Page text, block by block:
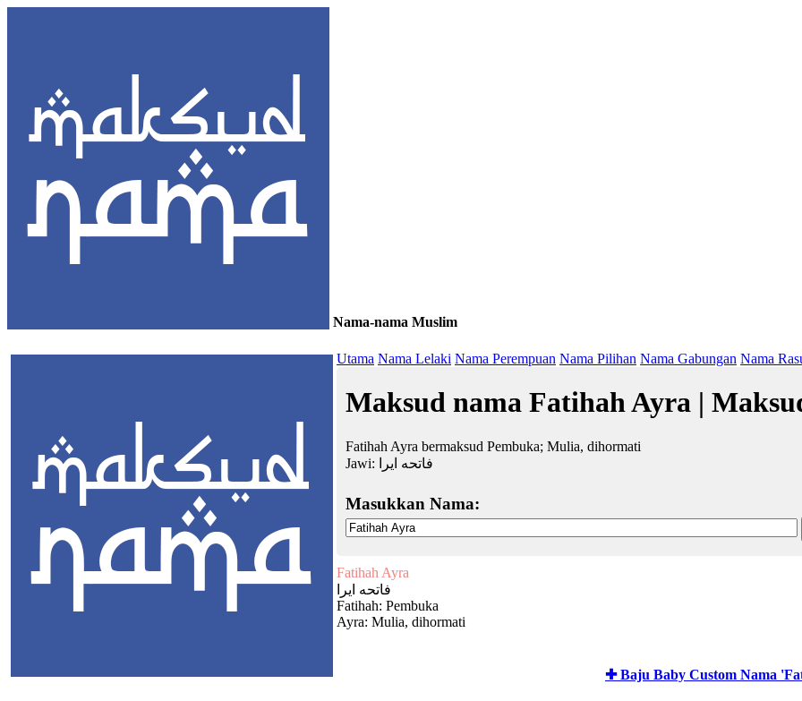
Nama-nama Muslim
Utama Nama Lelaki Nama Perempuan Nama Pilihan Nama Gabungan Nama
Maksud nama Fatihah Ayra |
Fatihah Ayra bermaksud Pembuka; Mulia, dihormati
Jawi:
فاتحه ایرا
Masukkan Nama:
Fatihah Ayra
فاتحه ایرا
Fatihah: Pembuka
Ayra: Mulia, dihormati
✚ Baju Baby Custom Nama